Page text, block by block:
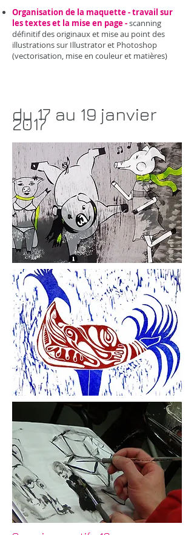
Organisation de la maquette - travail sur
les textes et la mise en page -scanning
définitif des originaux et mise au point des
illustrations sur Illustrator et Photoshop
(vectorisation, mise en couleur et matières)
du 17 au 19 janvier
2017